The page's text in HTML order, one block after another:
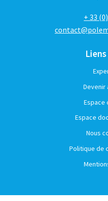
+ 33
Devenir
Espace
Espace
Nous
Politique de